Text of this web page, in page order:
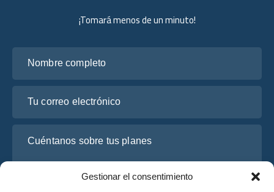
Gestionar el consentimiento
¡Tomará menos de un minuto!